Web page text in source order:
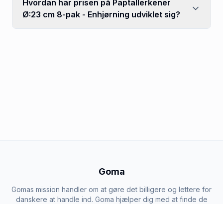
Hvordan har prisen på Paptallerkener
Ø:23 cm 8-pak - Enhjørning udviklet sig?
Goma
Gomas mission handler om at gøre det billigere og lettere for
danskere at handle ind. Goma hjælper dig med at finde de